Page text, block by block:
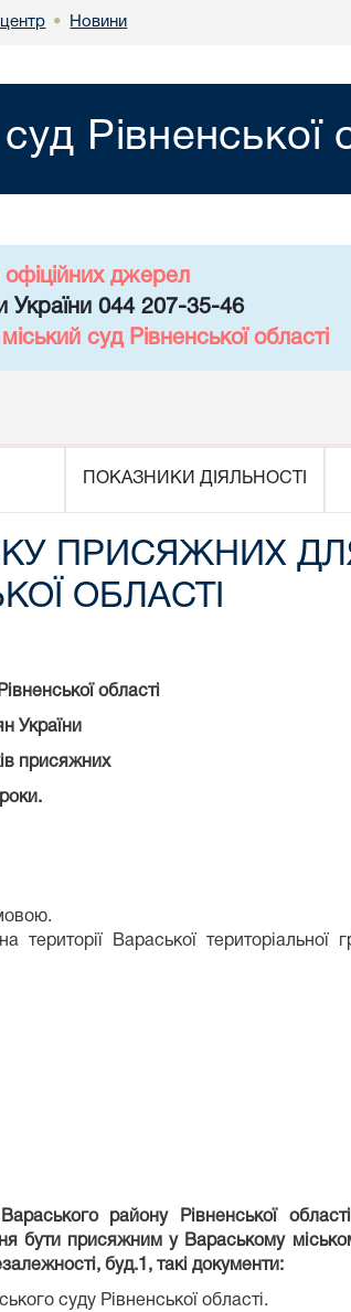
• Новини
Рівненської
джерел
України 044 207-35-46
суд Рівненської області
ПОКАЗНИКИ ДІЯЛЬНОСТІ
ПРИСЯЖНИХ
ОБЛАСТІ
області
України
присяжних
території Вараської
району Рівненської
бути присяжним у Вараському
буд.1, такі документи:
суду Рівненської області.